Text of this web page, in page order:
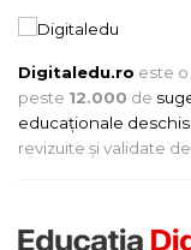
Digitaledu.ro este
peste 12.000 de
educaționale
revizuite și validate